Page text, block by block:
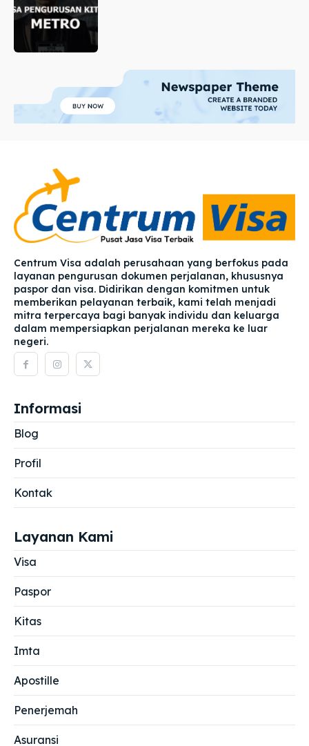
Centrum Visa adalah perusahaan yang berfokus pada
layanan pengurusan dokumen perjalanan, khususnya
paspor dan visa. Didirikan dengan komitmen untuk
memberikan pelayanan terbaik, kami telah menjadi
mitra terpercaya bagi banyak individu dan keluarga
dalam mempersiapkan perjalanan mereka ke luar
negeri.
Informasi
Blog
Profil
Kontak
Layanan Kami
Visa
Paspor
Kitas
Imta
Apostille
Penerjemah
Asuransi